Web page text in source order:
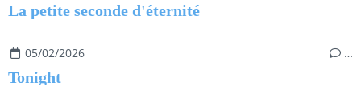
La petite seconde d'éternité
05/02/2026 …
Tonight